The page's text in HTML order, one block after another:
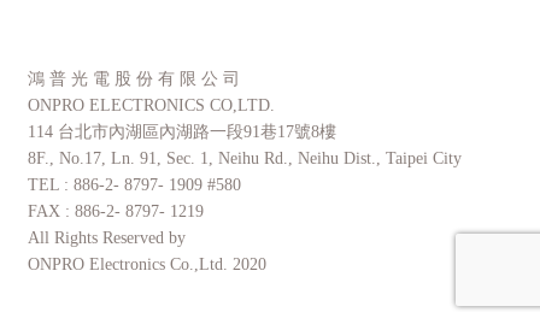
鴻 普 光 電 股 份 有 限 公 司
ONPRO ELECTRONICS CO,LTD.
114 台北市內湖區內湖路一段91巷17號8樓
8F., No.17, Ln. 91, Sec. 1, Neihu Rd., Neihu Dist., Taipei City
TEL : 886-2- 8797- 1909 #580
FAX : 886-2- 8797- 1219
All Rights Reserved by
ONPRO Electronics Co.,Ltd. 2020